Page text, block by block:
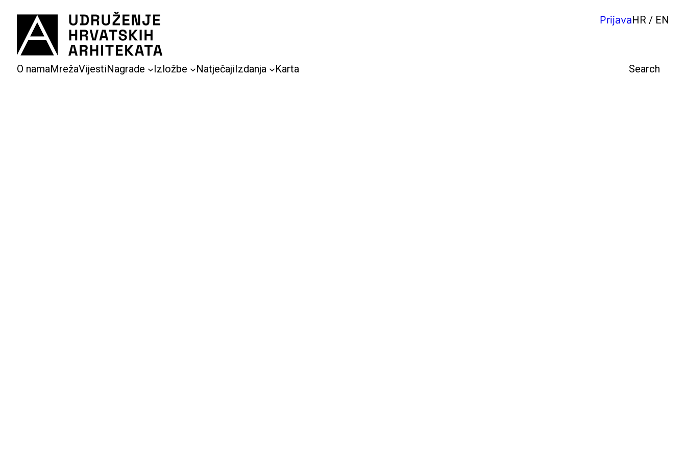
sadržaja
PrijavaHR / EN
O namaMrežaVijestiNagrade Izložbe NatječajiIzdanja Karta